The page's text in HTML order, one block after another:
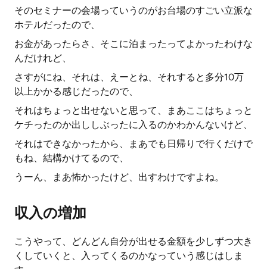
そのセミナーの会場っていうのがお台場のすごい立派な
ホテルだったので、
お金があったらさ、そこに泊まったってよかったわけな
んだけれど、
さすがにね、それは、えーとね、それすると多分10万
以上かかる感じだったので、
それはちょっと出せないと思って、まあここはちょっと
ケチったのか出ししぶったに入るのかわかんないけど、
それはできなかったから、まあでも日帰りで行くだけで
もね、結構かけてるので、
うーん、まあ怖かったけど、出すわけですよね。
収入の増加
こうやって、どんどん自分が出せる金額を少しずつ大き
くしていくと、入ってくるのかなっていう感じはしま